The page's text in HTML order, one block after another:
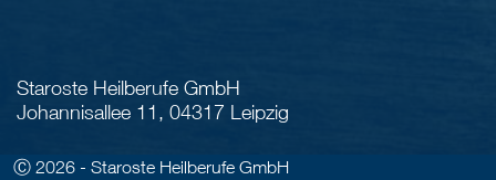
Staroste Heilberufe GmbH
Johannisallee 11, 04317 Leipzig
Ⓒ 2026 - Staroste Heilberufe GmbH